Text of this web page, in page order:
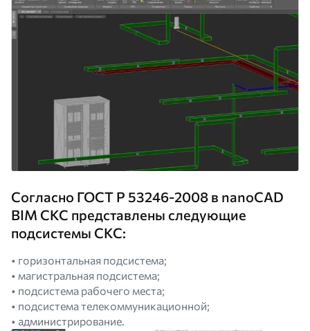
Согласно ГОСТ Р 53246-2008 в nanoCAD
BIM СКС представлены следующие
подсистемы СКС:
• горизонтальная подсистема;
• магистральная подсистема;
• подсистема рабочего места;
• подсистема телекоммуникационной;
• администрирование.